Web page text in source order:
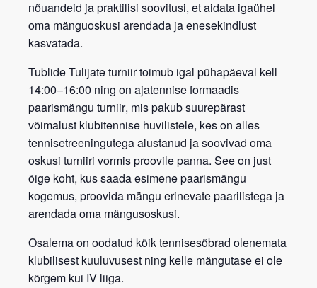
nõuandeid ja praktilisi soovitusi, et aidata igaühel
oma mänguoskusi arendada ja enesekindlust
kasvatada.
Tublide Tulijate turniirtoimub igal pühapäeval kell
14:00–16:00 ning on ajatennise formaadis
paarismängu turniir, mis pakub suurepärast
võimalust klubitennise huvilistele, kes on alles
tennisetreeningutega alustanud ja soovivad oma
oskusi turniiri vormis proovile panna. See on just
õige koht, kus saada esimene paarismängu
kogemus, proovida mängu erinevate paarilistega ja
arendada oma mängusoskusi.
Osalema on oodatud kõik tennisesõbrad olenemata
klubilisest kuuluvusest ning kelle mängutase ei ole
kõrgem kui IV liiga.